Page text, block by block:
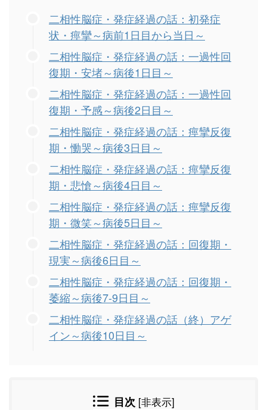
二相性脳症・発症経過の話：初発症
状・痙攣～病前1日目から当日～
二相性脳症・発症経過の話：一過性回
復期・安堵～病後1日目～
二相性脳症・発症経過の話：一過性回
復期・予感～病後2日目～
二相性脳症・発症経過の話：痙攣反復
期・慟哭～病後3日目～
二相性脳症・発症経過の話：痙攣反復
期・悲愴～病後4日目～
二相性脳症・発症経過の話：痙攣反復
期・微笑～病後5日目～
二相性脳症・発症経過の話：回復期・
現実～病後6日目～
二相性脳症・発症経過の話：回復期・
萎縮～病後7-9日目～
二相性脳症・発症経過の話（終）アゲ
イン～病後10日目～
目次 [非表示]